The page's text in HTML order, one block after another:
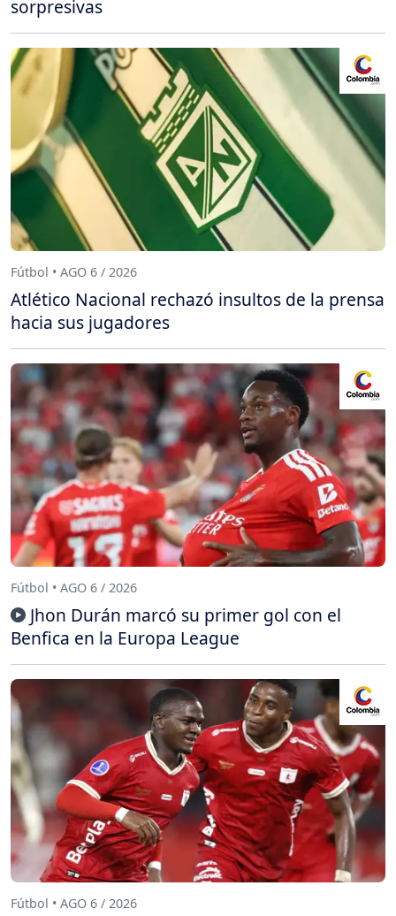
sorpresivas
Fútbol • AGO 6 / 2026
Atlético Nacional rechazó insultos de la prensa
hacia sus jugadores
Fútbol • AGO 6 / 2026
Jhon Durán marcó su primer gol con el
Benfica en la Europa League
Fútbol • AGO 6 / 2026